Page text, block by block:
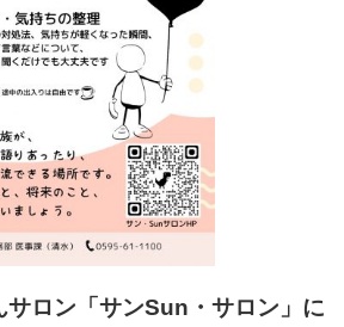
サロン「サンSun・サロン」に